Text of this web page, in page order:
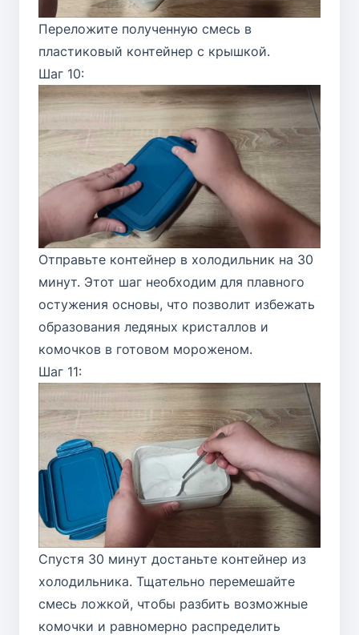
Переложите полученную смесь в
пластиковый контейнер с крышкой.
Шаг 10:
Отправьте контейнер в холодильник на 30
минут. Этот шаг необходим для плавного
остужения основы, что позволит избежать
образования ледяных кристаллов и
комочков в готовом мороженом.
Шаг 11:
Спустя 30 минут достаньте контейнер из
холодильника. Тщательно перемешайте
смесь ложкой, чтобы разбить возможные
комочки и равномерно распределить